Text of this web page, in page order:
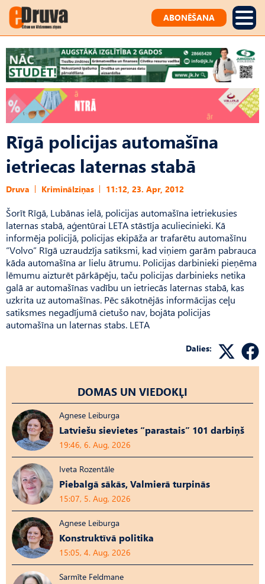
ABONĒŠANA
Rīgā policijas automašīna
ietriecas laternas stabā
Druva Kriminālziņas 11:12, 23. Apr, 2012
Šorīt Rīgā, Lubānas ielā, policijas automašīna ietriekusies
laternas stabā, aģentūrai LETA stāstīja aculiecinieki. Kā
informēja policijā, policijas ekipāža ar trafarētu automašīnu
“Volvo” Rīgā uzraudzīja satiksmi, kad viņiem garām pabrauca
kāda automašīna ar lielu ātrumu. Policijas darbinieki pieņēma
lēmumu aizturēt pārkāpēju, taču policijas darbinieks netika
galā ar automašīnas vadību un ietriecās laternas stabā, kas
uzkrita uz automašīnas. Pēc sākotnējās informācijas ceļu
satiksmes negadījumā cietušo nav, bojāta policijas
automašīna un laternas stabs. LETA
Dalies:
DOMAS UN VIEDOKĻI
Agnese Leiburga
Latviešu sievietes “parastais” 101 darbiņš
19:46, 6. Aug, 2026
Iveta Rozentāle
Piebalgā sākās, Valmierā turpinās
15:07, 5. Aug, 2026
Agnese Leiburga
Konstruktīvā politika
15:05, 4. Aug, 2026
Sarmīte Feldmane